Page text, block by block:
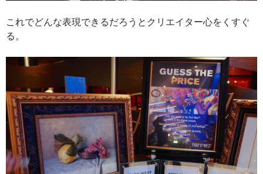
これでどんな表現できるだろうとクリエイター心をくすぐ
る。